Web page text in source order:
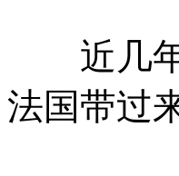
近几年
法国带过